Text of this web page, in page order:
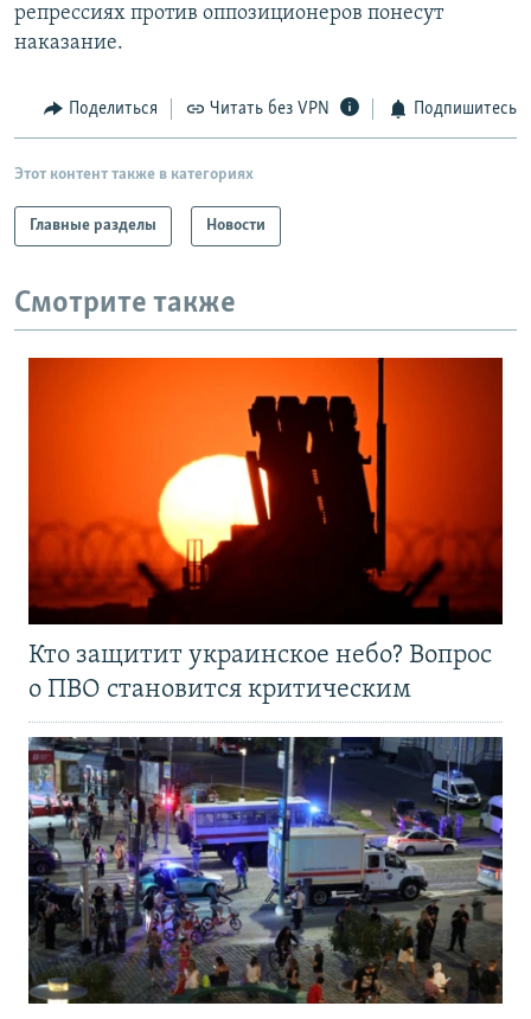
репрессиях против оппозиционеров понесут
наказание.
Поделиться Читать без VPN Подпишитесь
Этот контент также в категориях
Главные разделы Новости
Смотрите также
Кто защитит украинское небо? Вопрос
о ПВО становится критическим